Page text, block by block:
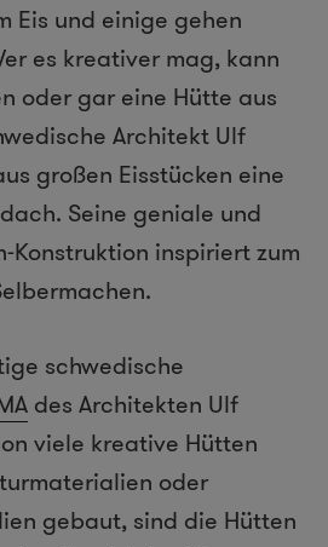
Eis und einige gehen
es kreativer mag, kann
oder gar eine Hütte aus
Architekt Ulf
großen Eisstücken eine
Seine geniale und
Konstruktion inspiriert zum
schwedische
des Architekten Ulf
viele kreative Hütten
oder
gebaut, sind die Hütten